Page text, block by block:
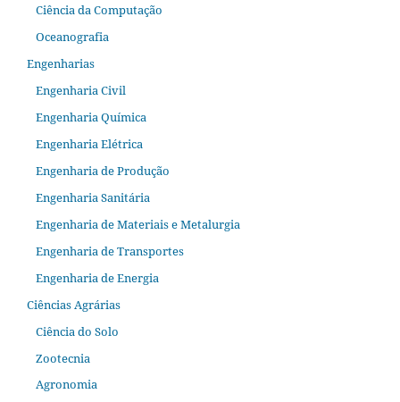
Ciência da Computação
Oceanografia
Engenharias
Engenharia Civil
Engenharia Química
Engenharia Elétrica
Engenharia de Produção
Engenharia Sanitária
Engenharia de Materiais e Metalurgia
Engenharia de Transportes
Engenharia de Energia
Ciências Agrárias
Ciência do Solo
Zootecnia
Agronomia